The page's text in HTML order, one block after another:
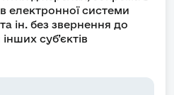
електронної системи
ін. без звернення до
суб’єктів